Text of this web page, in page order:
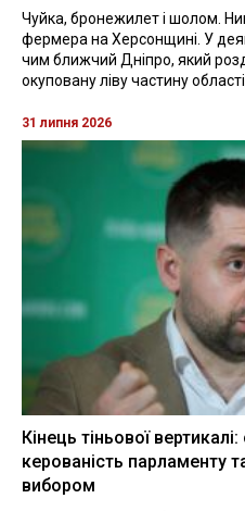
Чуйка, бронежилет і шолом.
фермера на Херсонщині. У
чим ближчий Дніпро, який
окуповану ліву частину
31 липня 2026
Кінець тіньової
керованість парламенту
вибором